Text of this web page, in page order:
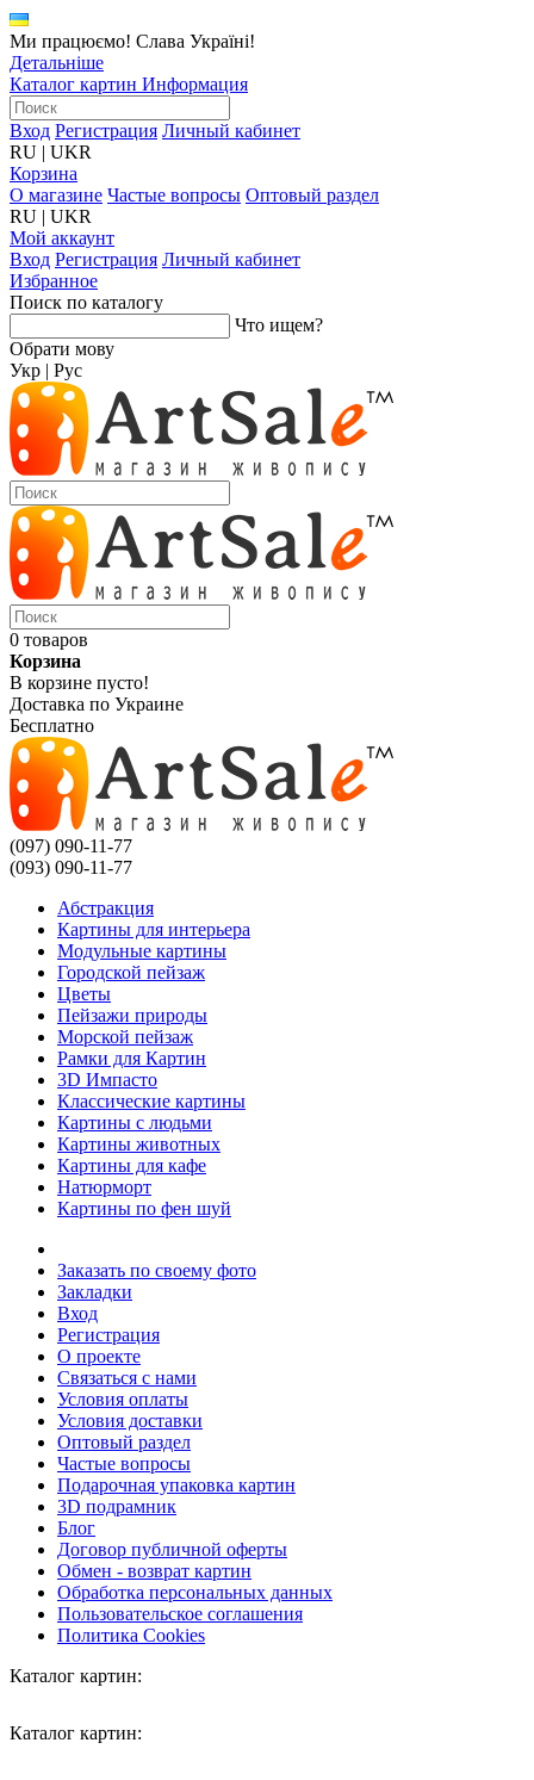
Ми працюємо! Слава Україні!
Детальніше
Каталог картин Информация
Вход Регистрация Личный кабинет
RU | UKR
Корзина
О магазине Частые вопросы Оптовый раздел
RU | UKR
Мой аккаунт
Вход Регистрация Личный кабинет
Избранное
Поиск по каталогу
Что ищем?
Обрати мову
Укр | Рус
0 товаров
Корзина
В корзине пусто!
Доставка по Украине
Бесплатно
(097) 090-11-77
(093) 090-11-77
Абстракция
Картины для интерьера
Модульные картины
Городской пейзаж
Цветы
Пейзажи природы
Морской пейзаж
Рамки для Картин
3D Импасто
Классические картины
Картины с людьми
Картины животных
Картины для кафе
Натюрморт
Картины по фен шуй
Заказать по своему фото
Закладки
Вход
Регистрация
О проекте
Связаться с нами
Условия оплаты
Условия доставки
Оптовый раздел
Частые вопросы
Подарочная упаковка картин
3D подрамник
Блог
Договор публичной оферты
Обмен - возврат картин
Обработка персональных данных
Пользовательское соглашения
Политика Cookies
Каталог картин:
Каталог картин: